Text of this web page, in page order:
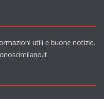
utili e buone notizie.